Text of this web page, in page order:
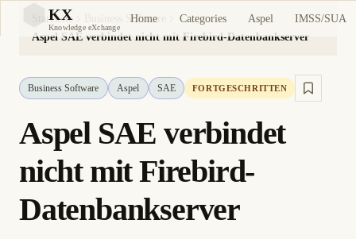
KX
Knowledge eXchange
Home Categories Aspel IMSS/SUA
Startseite
Business Software
Aspel SAE verbindet nicht mit Firebird-Datenbankserver
Business Software Aspel SAE FORTGESCHRITTEN
Aspel SAE verbindet
nicht mit Firebird-
Datenbankserver